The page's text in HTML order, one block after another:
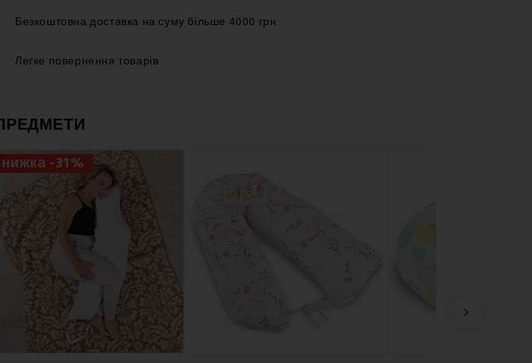
Безкоштовна доставка на суму більше 4000 грн
Легке повернення товарів
-31%
›